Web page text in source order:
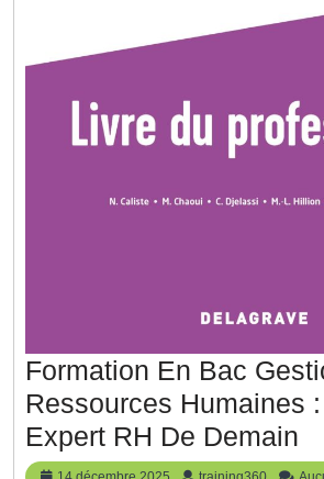
Formation En Bac
Ressources Humaines
Expert RH De Demain